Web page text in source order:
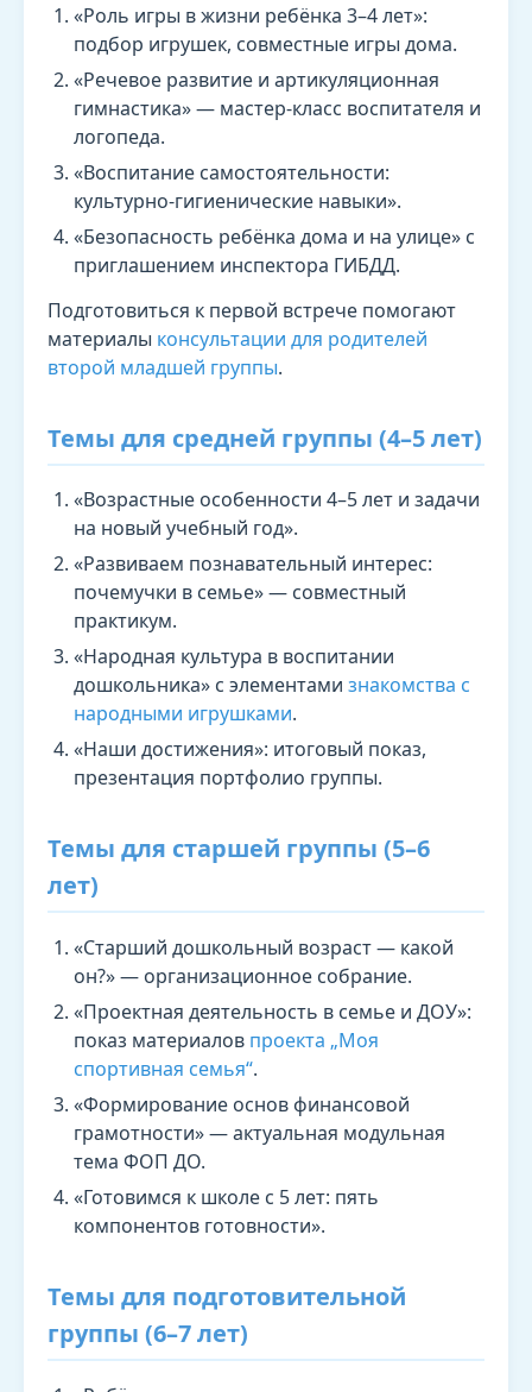
«Роль игры в жизни ребёнка 3–4 лет»:
подбор игрушек, совместные игры дома.
«Речевое развитие и артикуляционная
гимнастика» — мастер-класс воспитателя и
логопеда.
«Воспитание самостоятельности:
культурно-гигиенические навыки».
«Безопасность ребёнка дома и на улице» с
приглашением инспектора ГИБДД.
Подготовиться к первой встрече помогают
материалы консультации для родителей
второй младшей группы.
Темы для средней группы (4–5 лет)
«Возрастные особенности 4–5 лет и задачи
на новый учебный год».
«Развиваем познавательный интерес:
почемучки в семье» — совместный
практикум.
«Народная культура в воспитании
дошкольника» с элементами знакомства с
народными игрушками.
«Наши достижения»: итоговый показ,
презентация портфолио группы.
Темы для старшей группы (5–6
лет)
«Старший дошкольный возраст — какой
он?» — организационное собрание.
«Проектная деятельность в семье и ДОУ»:
показ материалов проекта „Моя
спортивная семья“.
«Формирование основ финансовой
грамотности» — актуальная модульная
тема ФОП ДО.
«Готовимся к школе с 5 лет: пять
компонентов готовности».
Темы для подготовительной
группы (6–7 лет)